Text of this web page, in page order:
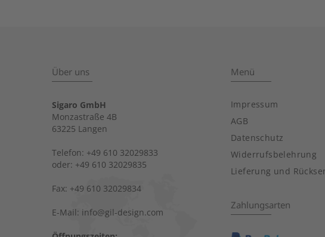
Über uns
Sigaro GmbH
Monzastraße 4B
63225 Langen
Telefon: +49 610 32029833
oder: +49 610 32029835
Fax: +49 610 32029834
E-Mail: info@gil-design.com
Menü
Impressum
AGB
Datenschutz
Widerrufsbelehrung
Lieferung und
Zahlungsarten